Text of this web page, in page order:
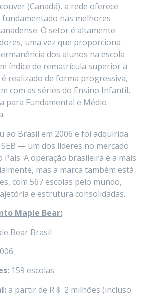
(Canadá), a rede oferece
fundamentado nas melhores
O setor é altamente
uma vez que proporciona
dos alunos na escola
índice de rematrícula superior a
realizado de forma progressiva,
com as séries do Ensino Infantil,
para Fundamental e Médio
ao Brasil em 2006 e foi adquirida
— um dos líderes no mercado
A operação brasileira é a mais
mas a marca também está
com 567 escolas pelo mundo,
e estrutura consolidadas.
Maple Bear:
Bear Brasil
159 escolas
a partir de R＄ 2 milhões (incluso